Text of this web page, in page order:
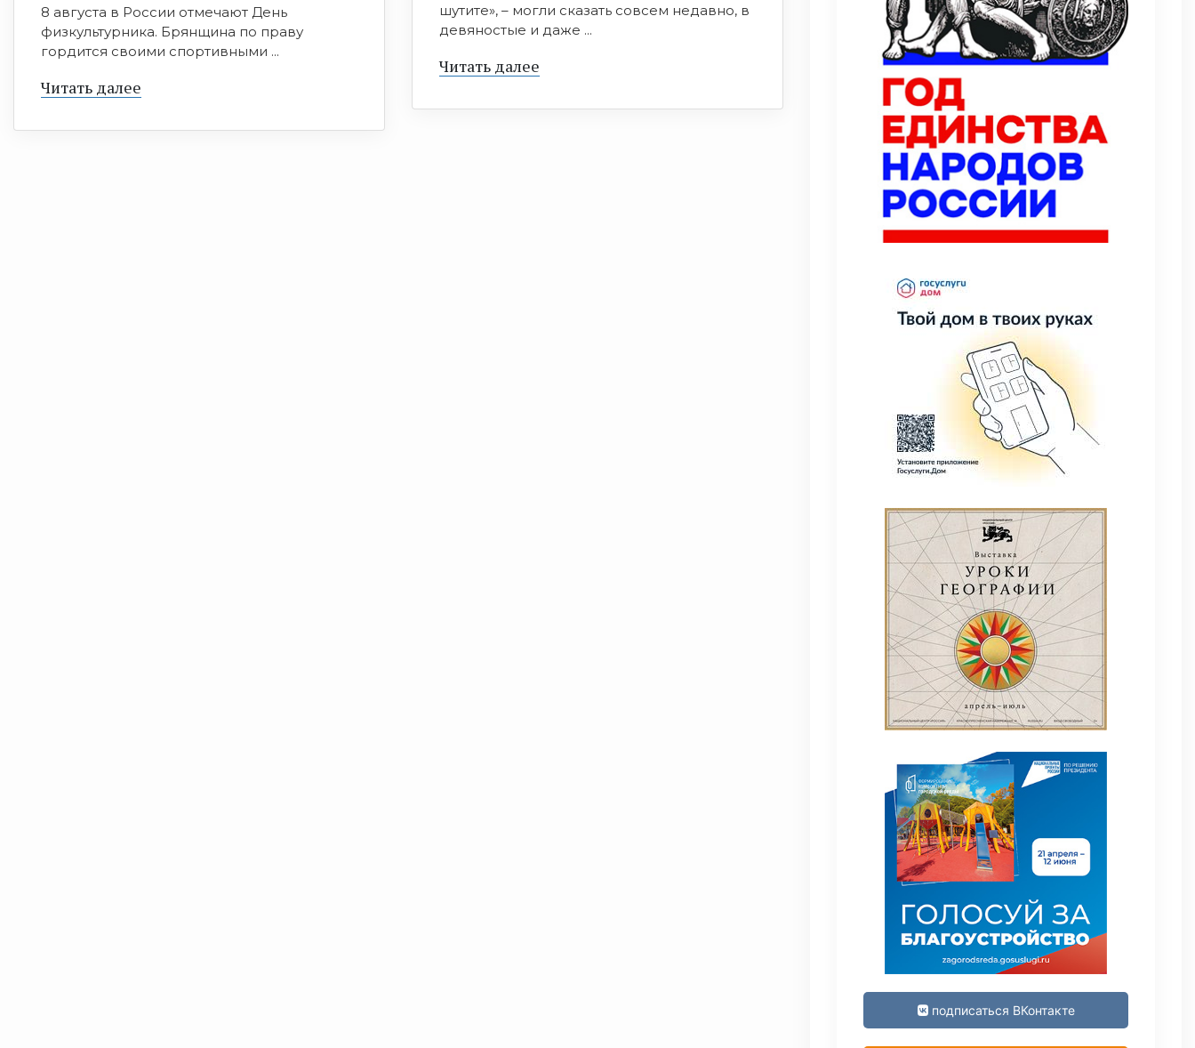
8 августа в России отмечают День
физкультурника. Брянщина по праву
гордится своими спортивными ...
Читать далее
шутите», – могли сказать совсем недавно, в
девяностые и даже ...
Читать далее
подписаться ВКонтакте